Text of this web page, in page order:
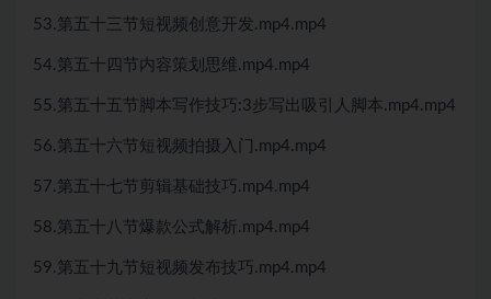
53.第五十三节短视频创意开发.mp4.mp4
54.第五十四节内容策划思维.mp4.mp4
55.第五十五节脚本写作技巧:3步写出吸引人脚本.mp4.mp4
56.第五十六节短视频拍摄入门.mp4.mp4
57.第五十七节剪辑基础技巧.mp4.mp4
58.第五十八节爆款公式解析.mp4.mp4
59.第五十九节短视频发布技巧.mp4.mp4